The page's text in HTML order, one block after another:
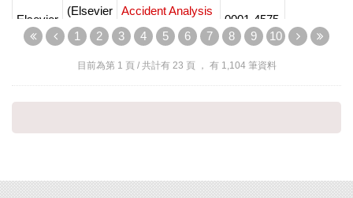
Elsevier
(Elsevier
台灣鏡
錄站)
Accident Analysis
and Prevention
0001-4575
SDOS
(Elsevier
台灣鏡
台灣鏡
Information
1 2 3 4 5 6 7 8 9 10
目前為第 1 頁 / 共計有 23 頁 ， 有 1,104筆資料